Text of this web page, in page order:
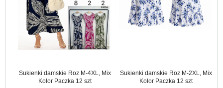
Sukienki damskie Roz M-4XL, Mix
Kolor Paczka 12 szt
Sukienki damskie Roz M-2XL, Mix
Kolor Paczka 12 szt